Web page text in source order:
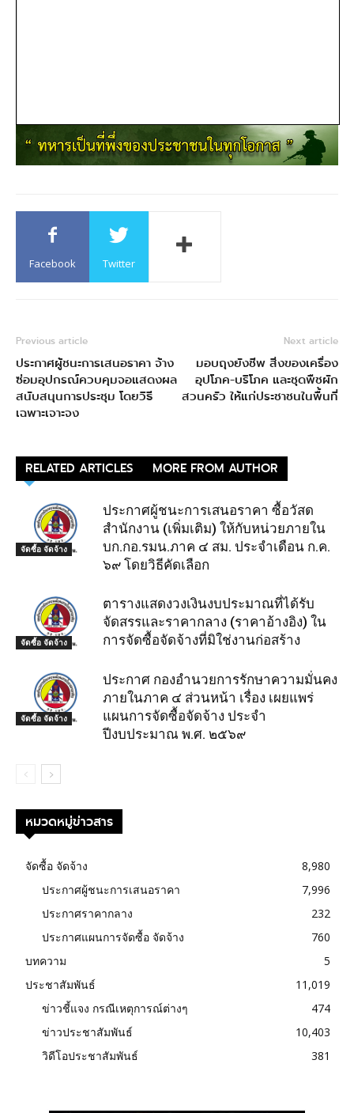
Facebook Twitter
Previous article
ประกาศผู้ชนะการเสนอราคา จ้าง
ซ่อมอุปกรณ์ควบคุมจอแสดงผล
สนับสนุนการประชุม โดยวิธี
เฉพาะเจาะจง
Next article
มอบถุงยังชีพ สิ่งของเครื่อง
อุปโภค-บริโภค และชุดพืชผัก
สวนครัว ให้แก่ประชาชนในพื้นที่
RELATED ARTICLES MORE FROM AUTHOR
จัดซื้อ จัดจ้าง
ประกาศผู้ชนะการเสนอราคา ซื้อวัสด
สำนักงาน (เพิ่มเติม) ให้กับหน่วยภายใน
บก.กอ.รมน.ภาค ๔ สม. ประจำเดือน ก.ค.
๖๙ โดยวิธีคัดเลือก
จัดซื้อ จัดจ้าง
ตารางแสดงวงเงินงบประมาณที่ได้รับ
จัดสรรและราคากลาง (ราคาอ้างอิง) ใน
การจัดซื้อจัดจ้างที่มิใช่งานก่อสร้าง
จัดซื้อ จัดจ้าง
ประกาศ กองอํานวยการรักษาความมั่นคง
ภายในภาค ๔ ส่วนหน้า เรื่อง เผยแพร่
แผนการจัดซื้อจัดจ้าง ประจํา
ปีงบประมาณ พ.ศ. ๒๕๖๙
หมวดหมู่ข่าวสาร
จัดซื้อ จัดจ้าง
8,980
ประกาศผู้ชนะการเสนอราคา
7,996
ประกาศราคากลาง
232
ประกาศแผนการจัดซื้อ จัดจ้าง
760
บทความ
5
ประชาสัมพันธ์
11,019
ข่าวชี้แจง กรณีเหตุการณ์ต่างๆ
474
ข่าวประชาสัมพันธ์
10,403
วิดีโอประชาสัมพันธ์
381